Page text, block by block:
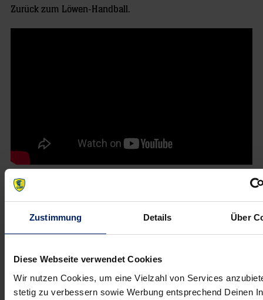
Zustimmung Details Über
Diese Webseite verwendet Cookies
Wir nutzen Cookies, um eine Vielzahl von Services
stetig zu verbessern sowie Werbung entsprechend Deinen
Zurück zum Löwen-Handball.
NEWSLETTER
informiert werden willst, kannst du den Rhein-Neckar Löwen